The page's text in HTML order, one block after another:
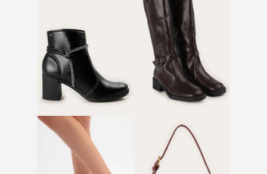
Bota salto médio com
strass | Dakota
Bota cano alto e salto
baixo marrom